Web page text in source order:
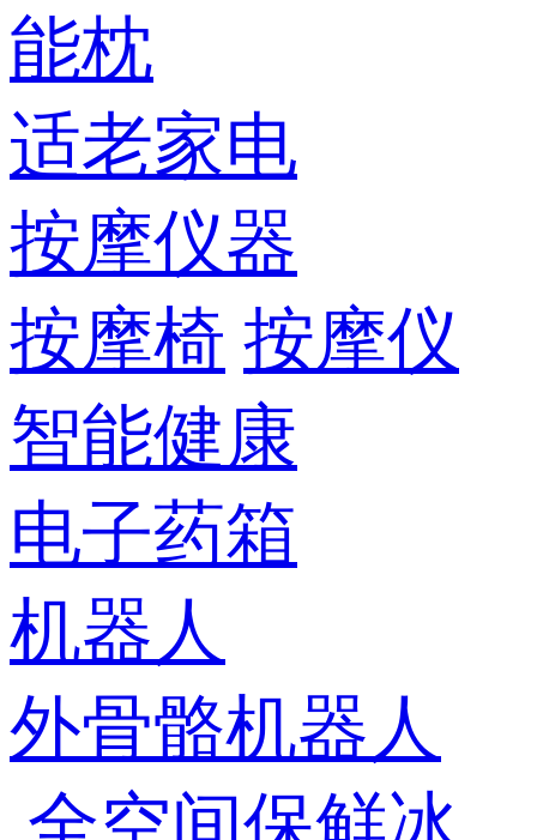
能枕
适老家电
按摩仪器
按摩椅 按摩仪
智能健康
电子药箱
机器人
外骨骼机器人